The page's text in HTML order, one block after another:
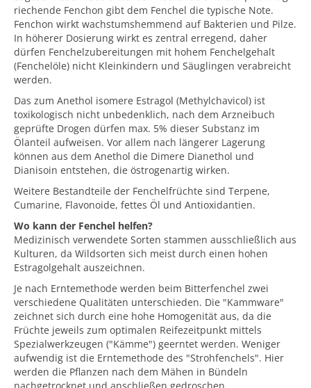
riechende Fenchon gibt dem Fenchel die typische Note.
Fenchon wirkt wachstumshemmend auf Bakterien und Pilze.
In höherer Dosierung wirkt es zentral erregend, daher
dürfen Fenchelzubereitungen mit hohem Fenchelgehalt
(Fenchelöle) nicht Kleinkindern und Säuglingen verabreicht
werden.
Das zum Anethol isomere Estragol (Methylchavicol) ist
toxikologisch nicht unbedenklich, nach dem Arzneibuch
geprüfte Drogen dürfen max. 5% dieser Substanz im
Ölanteil aufweisen. Vor allem nach längerer Lagerung
können aus dem Anethol die Dimere Dianethol und
Dianisoin entstehen, die östrogenartig wirken.
Weitere Bestandteile der Fenchelfrüchte sind Terpene,
Cumarine, Flavonoide, fettes Öl und Antioxidantien.
Wo kann der Fenchel helfen?
Medizinisch verwendete Sorten stammen ausschließlich aus
Kulturen, da Wildsorten sich meist durch einen hohen
Estragolgehalt auszeichnen.
Je nach Erntemethode werden beim Bitterfenchel zwei
verschiedene Qualitäten unterschieden. Die "Kammware"
zeichnet sich durch eine hohe Homogenität aus, da die
Früchte jeweils zum optimalen Reifezeitpunkt mittels
Spezialwerkzeugen ("Kämme") geerntet werden. Weniger
aufwendig ist die Erntemethode des "Strohfenchels". Hier
werden die Pflanzen nach dem Mähen in Bündeln